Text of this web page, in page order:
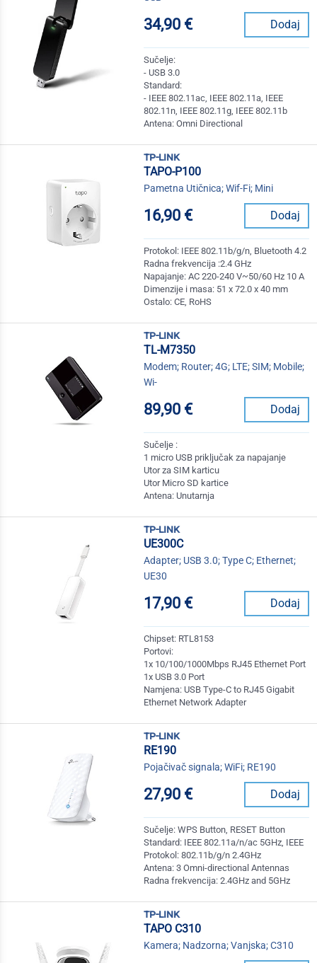
34,90 € Dodaj
Sučelje:
- USB 3.0
Standard:
- IEEE 802.11ac, IEEE 802.11a, IEEE
802.11n, IEEE 802.11g, IEEE 802.11b
Antena: Omni Directional
tp-link
TAPO-P100
Pametna Utičnica; Wif-Fi; Mini
16,90 € Dodaj
Protokol: IEEE 802.11b/g/n, Bluetooth 4.2
Radna frekvencija :2.4 GHz
Napajanje: AC 220-240 V~50/60 Hz 10 A
Dimenzije i masa: 51 x 72.0 x 40 mm
Ostalo: CE, RoHS
tp-link
TL-M7350
Modem; Router; 4G; LTE; SIM; Mobile;
Wi-
89,90 € Dodaj
Sučelje :
1 micro USB priključak za napajanje
Utor za SIM karticu
Utor Micro SD kartice
Antena: Unutarnja
tp-link
UE300C
Adapter; USB 3.0; Type C; Ethernet;
UE30
17,90 € Dodaj
Chipset: RTL8153
Portovi:
1x 10/100/1000Mbps RJ45 Ethernet Port
1x USB 3.0 Port
Namjena: USB Type-C to RJ45 Gigabit
Ethernet Network Adapter
tp-link
RE190
Pojačivač signala; WiFi; RE190
27,90 € Dodaj
Sučelje: WPS Button, RESET Button
Standard: IEEE 802.11a/n/ac 5GHz, IEEE
Protokol: 802.11b/g/n 2.4GHz
Antena: 3 Omni-directional Antennas
Radna frekvencija: 2.4GHz and 5GHz
tp-link
TAPO C310
Kamera; Nadzorna; Vanjska; C310